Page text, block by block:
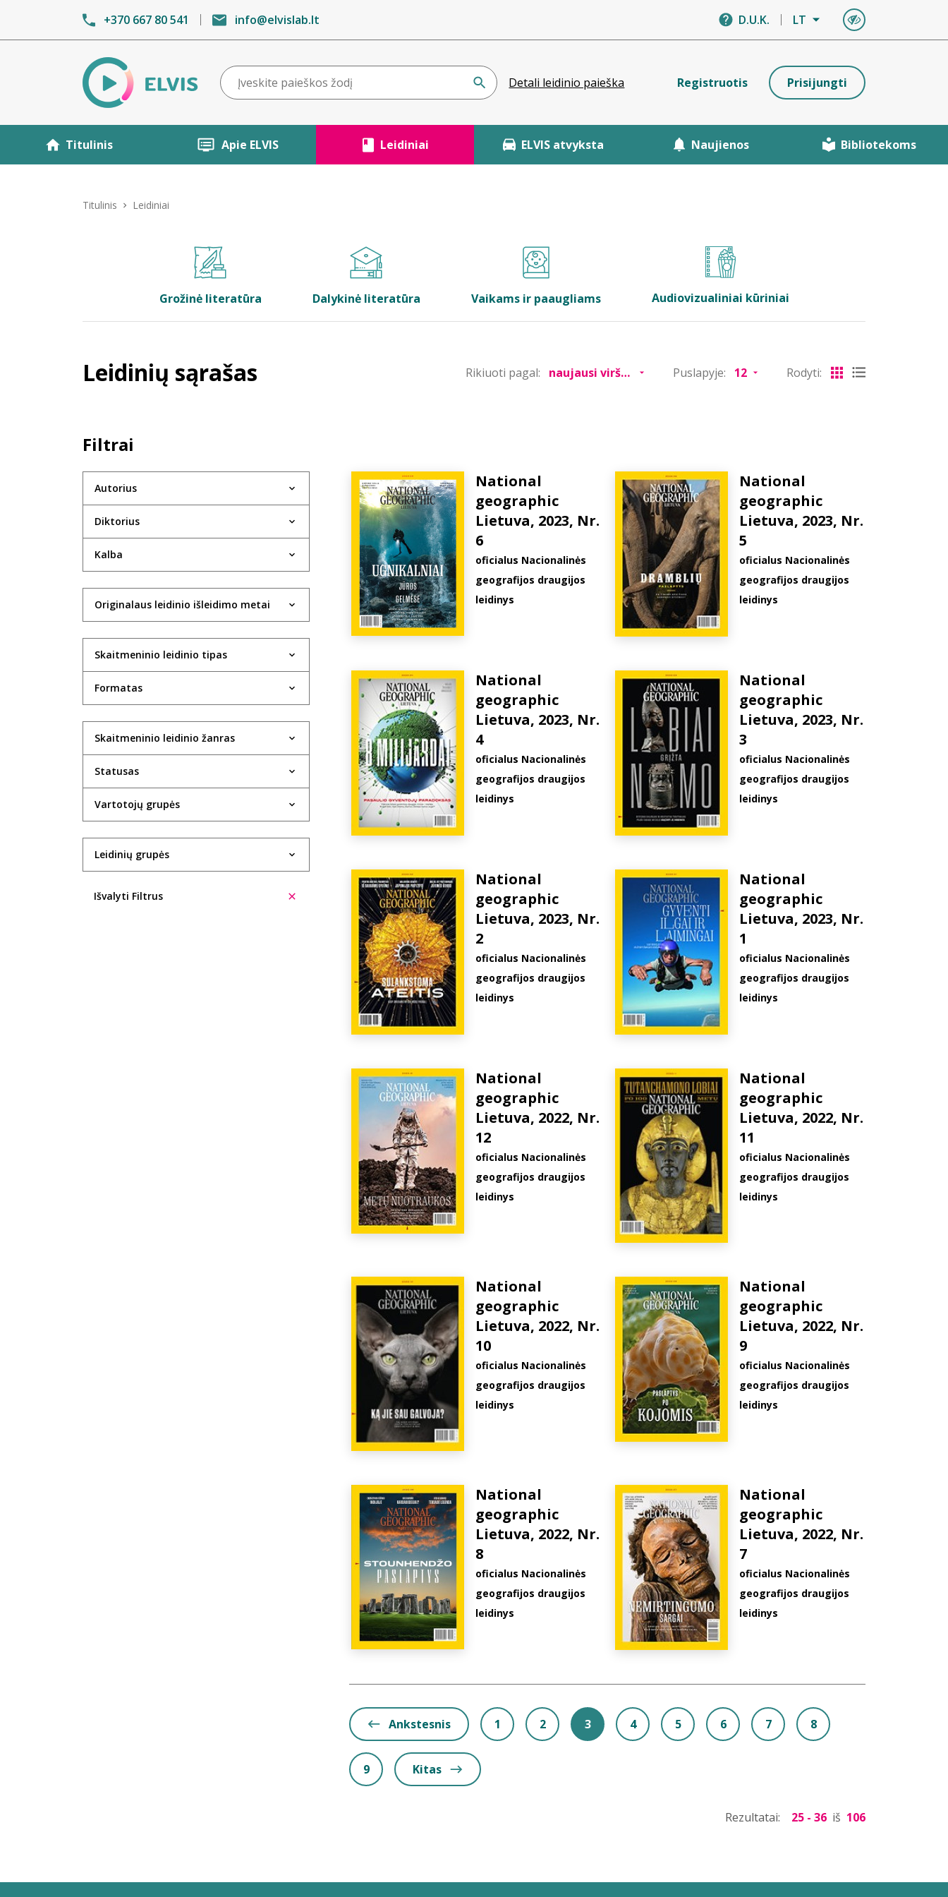
+370 667 80 541 info@elvislab.lt D.U.K. LT
Detali leidinio paieška Registruotis Prisijungti
Titulinis Apie ELVIS Leidiniai ELVIS atvyksta Naujienos Bibliotekoms
Titulinis Leidiniai
Grožinė literatūra Dalykinė literatūra Vaikams ir paaugliams Audiovizualiniai kūriniai
Leidinių sąrašas Rikiuoti pagal: Puslapyje: Rodyti:
Filtrai
Autorius
Diktorius
Kalba
Originalaus leidinio išleidimo metai
Skaitmeninio leidinio tipas
Formatas
Skaitmeninio leidinio žanras
Statusas
Vartotojų grupės
Leidinių grupės
Išvalyti Filtrus
National
geographic
Lietuva, 2023, Nr.
6
oficialus Nacionalinės
geografijos draugijos
leidinys
National
geographic
Lietuva, 2023, Nr.
5
oficialus Nacionalinės
geografijos draugijos
leidinys
National
geographic
Lietuva, 2023, Nr.
4
oficialus Nacionalinės
geografijos draugijos
leidinys
National
geographic
Lietuva, 2023, Nr.
3
oficialus Nacionalinės
geografijos draugijos
leidinys
National
geographic
Lietuva, 2023, Nr.
2
oficialus Nacionalinės
geografijos draugijos
leidinys
National
geographic
Lietuva, 2023, Nr.
1
oficialus Nacionalinės
geografijos draugijos
leidinys
National
geographic
Lietuva, 2022, Nr.
12
oficialus Nacionalinės
geografijos draugijos
leidinys
National
geographic
Lietuva, 2022, Nr.
11
oficialus Nacionalinės
geografijos draugijos
leidinys
National
geographic
Lietuva, 2022, Nr.
10
oficialus Nacionalinės
geografijos draugijos
leidinys
National
geographic
Lietuva, 2022, Nr.
9
oficialus Nacionalinės
geografijos draugijos
leidinys
National
geographic
Lietuva, 2022, Nr.
8
oficialus Nacionalinės
geografijos draugijos
leidinys
National
geographic
Lietuva, 2022, Nr.
7
oficialus Nacionalinės
geografijos draugijos
leidinys
Ankstesnis 1 2 3 4 5 6 7 8
9 Kitas
Rezultatai: 25 - 36 iš 106